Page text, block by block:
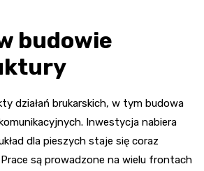
budowie
działań brukarskich, w tym budowa
Inwestycja nabiera
dla pieszych staje się coraz
są prowadzone na wielu frontach